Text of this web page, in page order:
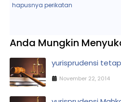
hapusnya perikatan
Anda Mungkin
yurisprudensi tetap
November 22, 2014